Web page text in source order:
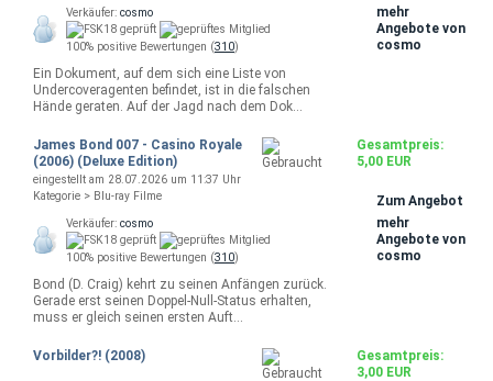
Verkäufer: cosmo
100% positive Bewertungen (310)
Ein Dokument, auf dem sich eine Liste von
Undercoveragenten befindet, ist in die falschen
Hände geraten. Auf der Jagd nach dem Dok…
mehr
Angebote von
cosmo
James Bond 007 - Casino Royale
(2006) (Deluxe Edition)
eingestellt am 28.07.2026 um 11:37 Uhr
Kategorie > Blu-ray Filme
Verkäufer: cosmo
100% positive Bewertungen (310)
Bond (D. Craig) kehrt zu seinen Anfängen zurück.
Gerade erst seinen Doppel-Null-Status erhalten,
muss er gleich seinen ersten Auft…
Gesamtpreis:
5,00 EUR
Zum Angebot
mehr
Angebote von
cosmo
Vorbilder?! (2008)
Gesamtpreis:
3,00 EUR